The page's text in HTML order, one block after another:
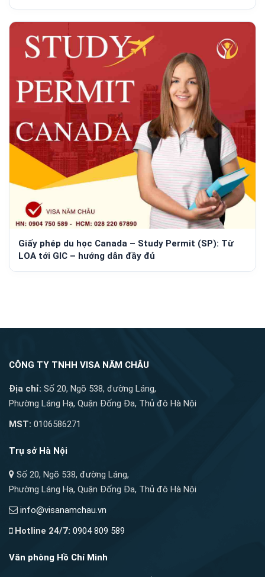
Giấy phép du học Canada – Study Permit (SP): Từ
LOA tới GIC – hướng dẫn đầy đủ
CÔNG TY TNHH VISA NĂM CHÂU
Địa chỉ: Số 20, Ngõ 538, đường Láng,
Phường Láng Hạ, Quận Đống Đa, Thủ đô Hà Nội
MST: 0106586271
Trụ sở Hà Nội
Số 20, Ngõ 538, đường Láng,
Phường Láng Hạ, Quận Đống Đa, Thủ đô Hà Nội
info@visanamchau.vn
Hotline 24/7: 0904 809 589
Văn phòng Hồ Chí Minh